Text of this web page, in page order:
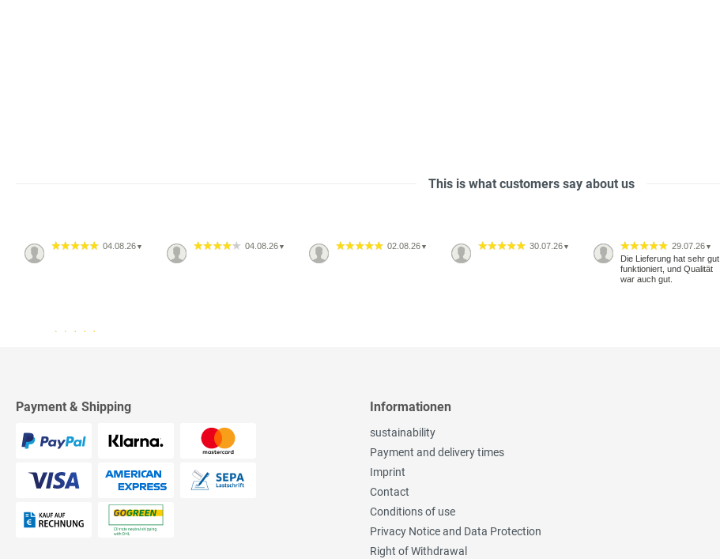
This is what customers say about us
04.08.26 ▼ 04.08.26 ▼ 02.08.26 ▼ 30.07.26 ▼ 29.07.26 ▼
Die Lieferung hat sehr gut
funktioniert, und Qualität
war auch gut.
Payment & Shipping Informationen
sustainability
Payment and delivery times
Imprint
Contact
Conditions of use
Privacy Notice and Data Protection
Right of Withdrawal